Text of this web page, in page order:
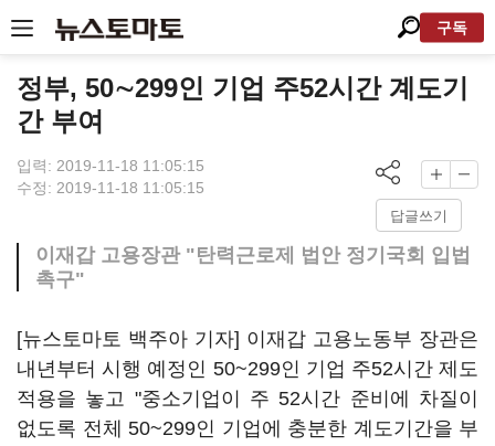
구독
정부, 50∼299인 기업 주52시간 계도기
간 부여
입력: 2019-11-18 11:05:15
수정: 2019-11-18 11:05:15
답글쓰기
이재갑 고용장관 "탄력근로제 법안 정기국회 입법
촉구"
[뉴스토마토 백주아 기자] 이재갑 고용노동부 장관은
내년부터 시행 예정인 50~299인 기업 주52시간 제도
적용을 놓고 "중소기업이 주 52시간 준비에 차질이
없도록 전체 50~299인 기업에 충분한 계도기간을 부